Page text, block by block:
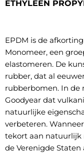
ETHYLEEN
EPDM is de
Monomeer, een
elastomeren. De
rubber, dat al
rubberbomen. In de
Goodyear dat
natuurlijke
verbeteren.
tekort aan natuurlijk
de Verenigde